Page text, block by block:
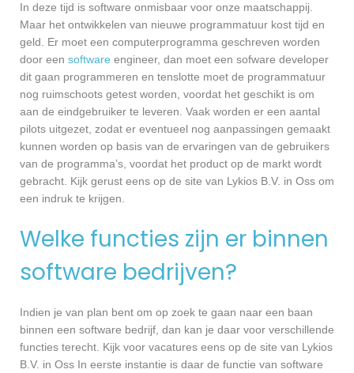
In deze tijd is software onmisbaar voor onze maatschappij.
Maar het ontwikkelen van nieuwe programmatuur kost tijd en
geld. Er moet een computerprogramma geschreven worden
door een software engineer, dan moet een sofware developer
dit gaan programmeren en tenslotte moet de programmatuur
nog ruimschoots getest worden, voordat het geschikt is om
aan de eindgebruiker te leveren. Vaak worden er een aantal
pilots uitgezet, zodat er eventueel nog aanpassingen gemaakt
kunnen worden op basis van de ervaringen van de gebruikers
van de programma’s, voordat het product op de markt wordt
gebracht. Kijk gerust eens op de site van Lykios B.V. in Oss om
een indruk te krijgen.
Welke functies zijn er binnen
software bedrijven?
Indien je van plan bent om op zoek te gaan naar een baan
binnen een software bedrijf, dan kan je daar voor verschillende
functies terecht. Kijk voor vacatures eens op de site van Lykios
B.V. in Oss In eerste instantie is daar de functie van software